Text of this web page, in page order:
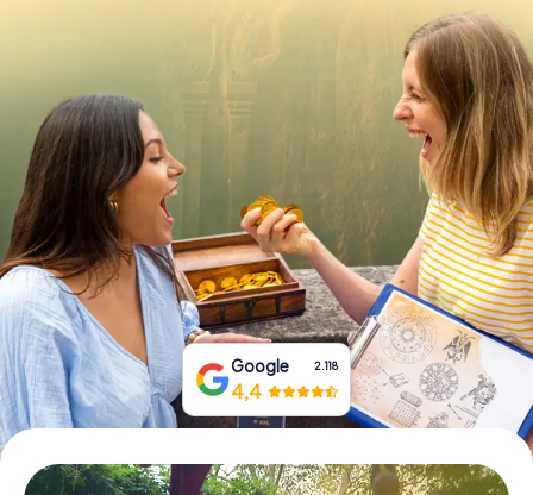
DE
IE
IT
Boek tickets
Koop cadeaubonnen
Google 2.118
4,4